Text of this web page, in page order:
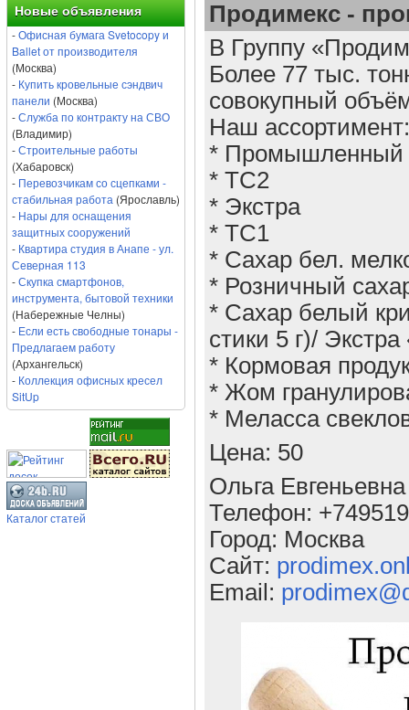
Новые объявления
-Офисная бумага Svetocopy и
Ballet от производителя
(Москва)
- Купить кровельные сэндвич
панели (Москва)
-Служба по контракту на СВО
(Владимир)
-Строительные работы
(Хабаровск)
- Перевозчикам со сцепками -
стабильная работа (Ярославль)
- Нары для оснащения
защитных сооружений
- Квартира студия в Анапе - ул.
Северная 113
-Скупка смартфонов,
инструмента, бытовой техники
(Набережные Челны)
- Если есть свободные тонары -
Предлагаем работу
(Архангельск)
- Коллекция офисных кресел
SitUp
Каталог статей
Продимекс -
В Группу
Более 77 тыс.
совокупный
Наш ассортимент:
* Промышленный
* ТС2
* Экстра
* ТС1
* Сахар бел.
* Розничный
* Сахар белый
стики 5 г)/
* Кормовая
* Жом
* Меласса
Цена: 50
Ольга Евгеньевна
Телефон:
Город: Москва
Сайт:
Email: